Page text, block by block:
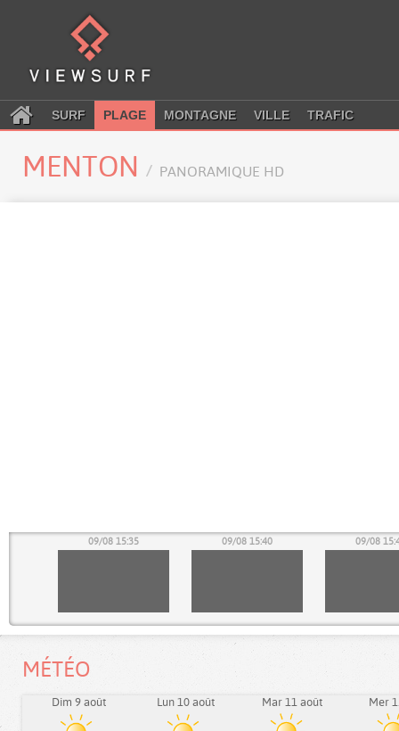
SURF PLAGE MONTAGNE VILLE TRAFIC
MENTON PANORAMIQUE HD
09/08 15:35 09/08 15:40 09/08
MÉTÉO
Dim 9 août Lun 10 août Mar 11 août Mer